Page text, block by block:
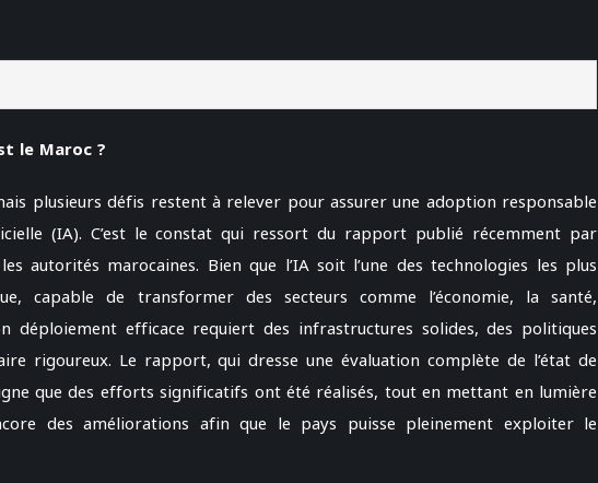
le Maroc ?
plusieurs défis restent à relever pour assurer une adoption responsable
(IA). C’est le constat qui ressort du rapport publié récemment par
autorités marocaines. Bien que l’IA soit l’une des technologies les plus
capable de transformer des secteurs comme l’économie, la santé,
déploiement efficace requiert des infrastructures solides, des politiques
rigoureux. Le rapport, qui dresse une évaluation complète de l’état de
que des efforts significatifs ont été réalisés, tout en mettant en lumière
des améliorations afin que le pays puisse pleinement exploiter le